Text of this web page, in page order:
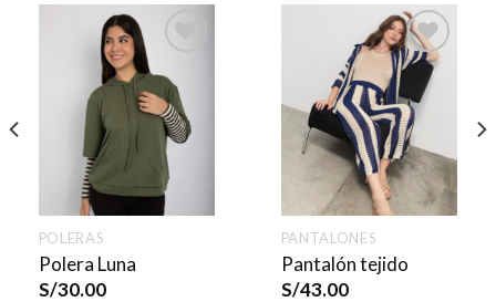
POLERAS
Polera Luna
S/30.00
PANTALONES
Pantalón tejido
S/43.00